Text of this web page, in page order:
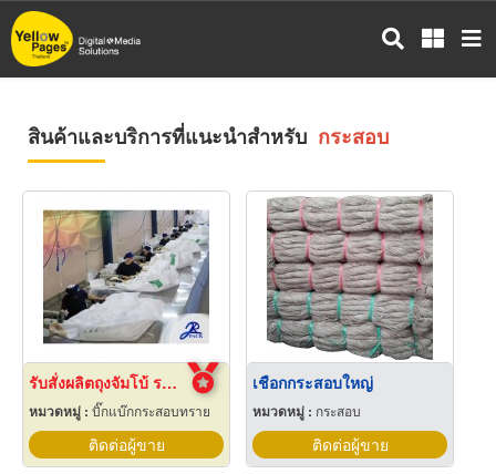
ข้าม
ไป
สินค้าและบริการที่แนะนำสำหรับ กระสอบ
รับสั่งผลิตถุงจัมโบ้ ราคาโรงงาน
หมวดหมู่ : บิ๊กแบ๊กกระสอบทราย
ติดต่อผู้ขาย
เชือกกระสอบใหญ่
หมวดหมู่ : กระสอบ
ติดต่อผู้ขาย